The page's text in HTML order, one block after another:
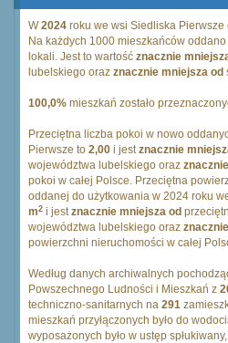
W2024 roku we wsi Siedliska Pierwsze
Na każdych 1000 mieszkańców
lokali. Jest to wartość znacznie
lubelskiego oraz znacznie mniejsza od
100,0% mieszkań zostało
Przeciętna liczba pokoi w nowo
Pierwsze to 2,00 i jestznacznie
województwa lubelskiego oraz
pokoi w całej Polsce. Przeciętna
oddanej do użytkowania w 2024 roku
m2 i jestznacznie mniejsza od
województwa lubelskiego oraz
powierzchni nieruchomości w całej
Według danych archiwalnych
Powszechnego Ludności i Mieszkań z
techniczno-sanitarnych na 291
mieszkań przyłączonych było do
wyposażonych było w ustęp spłukiwany,